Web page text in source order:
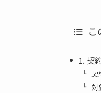
こ
1. 契
契
対